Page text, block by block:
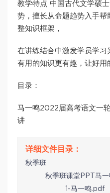
教学特点 中国古代文学硕
势，擅长从命题趋势入手
整知识框架，
在讲练结合中激发学员学
有用的知识更有趣，让好用
目录：
马一鸣2022届高考语文一
讲
秋季班
秋季班课堂PPT马一
1-马一鸣.pdf